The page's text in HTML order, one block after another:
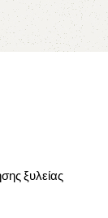
ξυλείας